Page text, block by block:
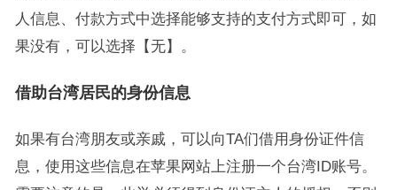
人信息、付款方式中选择能够支持的支付方式即可，如
果没有，可以选择【无】。
借助台湾居民的身份信息
如果有台湾朋友或亲戚，可以向TA们借用身份证件信
息，使用这些信息在苹果网站上注册一个台湾ID账号。